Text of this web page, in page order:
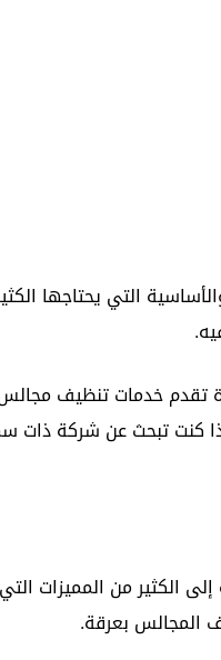
التي يحتاجها الكثير
تقدم خدمات تنظيف
كنت تبحث عن شركة ذات
من المميزات التي
المجالس بعرقة.